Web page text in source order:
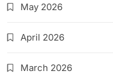
May 2026
April 2026
March 2026